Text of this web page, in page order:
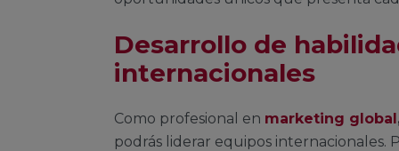
Desarrollo de
internacionales
Como profesional en marketing global
podrás liderar equipos internacionales.